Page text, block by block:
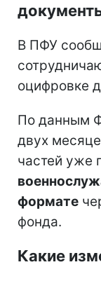
В ПФУ
оцифровке
По данным
двух
частей уже
формате
фонда.
Какие